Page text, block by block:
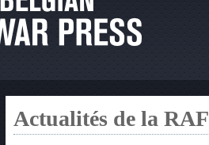
Actualités de la RAF